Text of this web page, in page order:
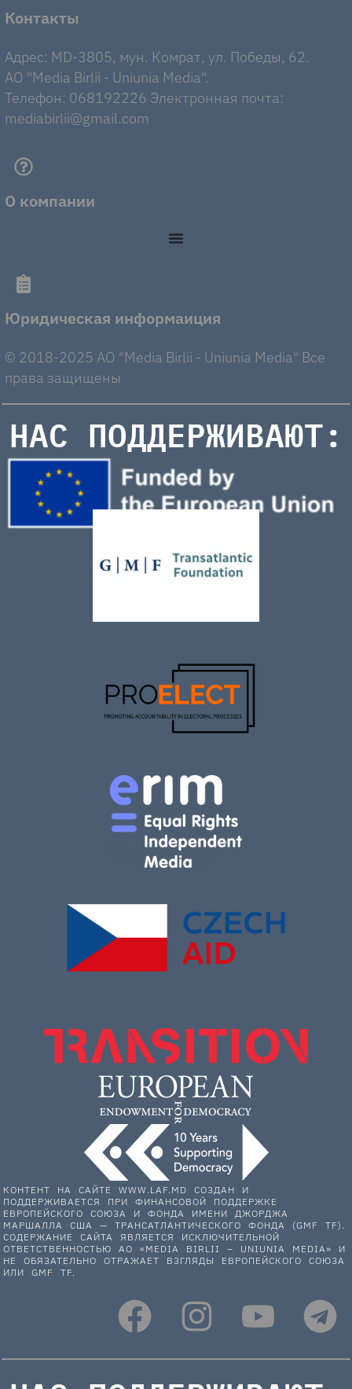
Контакты
Адрес: MD-3805, мун. Комрат, ул. Победы, 62.
AO "Media Birlii - Uniunia Media".
Телефон: 068192226 Электронная почта:
mediabirlii@gmail.com
О компании
Юридическая информаиция
© 2018-2025 AO "Media Birlii - Uniunia Media" Все
права защищены
НАС ПОДДЕРЖИВАЮТ:
КОНТЕНТ НА САЙТЕ WWW.LAF.MD СОЗДАН И
ПОДДЕРЖИВАЕТСЯ ПРИ ФИНАНСОВОЙ ПОДДЕРЖКЕ
ЕВРОПЕЙСКОГО СОЮЗА И ФОНДА ИМЕНИ ДЖОРДЖА
МАРШАЛЛА США — ТРАНСАТЛАНТИЧЕСКОГО ФОНДА (GMF TF).
СОДЕРЖАНИЕ САЙТА ЯВЛЯЕТСЯ ИСКЛЮЧИТЕЛЬНОЙ
ОТВЕТСТВЕННОСТЬЮ АО «MEDIA BIRLII – UNIUNIA MEDIA» И
НЕ ОБЯЗАТЕЛЬНО ОТРАЖАЕТ ВЗГЛЯДЫ ЕВРОПЕЙСКОГО СОЮЗА
ИЛИ GMF TF.